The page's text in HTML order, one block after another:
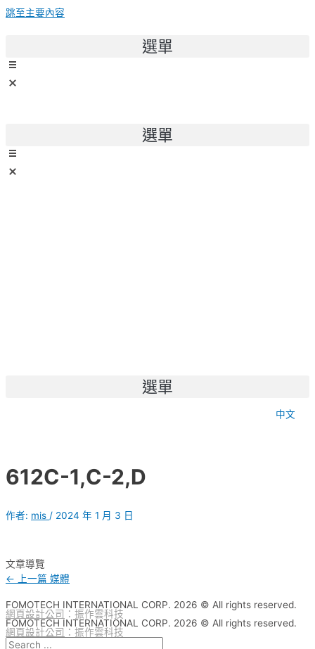
跳至主要內容
選單
選單
選單
中文
612C-1,C-2,D
作者: mis / 2024 年 1 月 3 日
文章導覽
← 上一篇 媒體
FOMOTECH INTERNATIONAL CORP. 2026 © All rights reserved.
網頁設計公司 ：振作雲科技
FOMOTECH INTERNATIONAL CORP. 2026 © All rights reserved.
網頁設計公司 ：振作雲科技